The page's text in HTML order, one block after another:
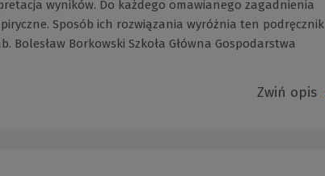
wyników. Do każdego omawianego zagadnienia
Sposób ich rozwiązania wyróżnia ten podręcznik
Borkowski Szkoła Główna Gospodarstwa
Zwiń opis